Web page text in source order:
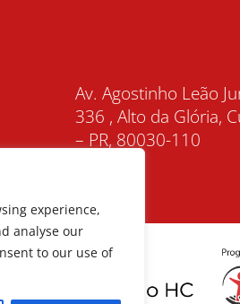
experience,
analyse our
to our use of
Av. Agostinho Leão
336 , Alto da Glória,
– PR, 80030-110